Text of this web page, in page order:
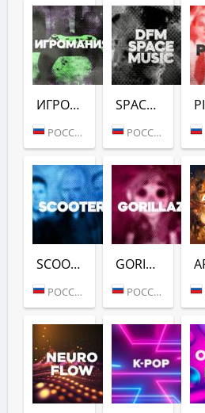
ИГРОМАНИЯ (DFM)
РОССИЯ (МОСКВА)
SPACE (DFM)
РОССИЯ (МОСКВА)
SCOOTER (DFM)
РОССИЯ (МОСКВА)
GORILLAZ (DFM)
РОССИЯ (МОСКВА)